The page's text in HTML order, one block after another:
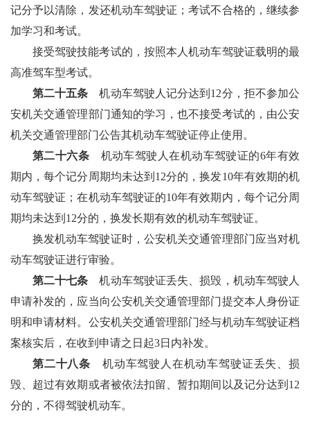
记分予以清除，发还机动车驾驶证；考试不合格的，继续参
加学习和考试。
接受驾驶技能考试的，按照本人机动车驾驶证载明的最
高准驾车型考试。
第二十五条 机动车驾驶人记分达到12分，拒不参加公
安机关交通管理部门通知的学习，也不接受考试的，由公安
机关交通管理部门公告其机动车驾驶证停止使用。
第二十六条 机动车驾驶人在机动车驾驶证的6年有效
期内，每个记分周期均未达到12分的，换发10年有效期的机
动车驾驶证；在机动车驾驶证的10年有效期内，每个记分周
期均未达到12分的，换发长期有效的机动车驾驶证。
换发机动车驾驶证时，公安机关交通管理部门应当对机
动车驾驶证进行审验。
第二十七条 机动车驾驶证丢失、损毁，机动车驾驶人
申请补发的，应当向公安机关交通管理部门提交本人身份证
明和申请材料。公安机关交通管理部门经与机动车驾驶证档
案核实后，在收到申请之日起3日内补发。
第二十八条 机动车驾驶人在机动车驾驶证丢失、损
毁、超过有效期或者被依法扣留、暂扣期间以及记分达到12
分的，不得驾驶机动车。